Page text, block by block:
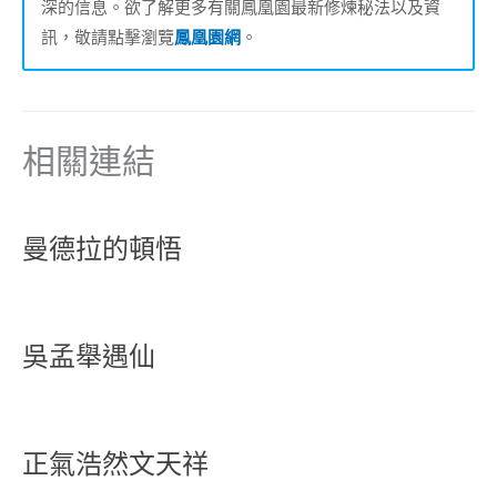
深的信息。欲了解更多有關鳳凰園最新修煉秘法以及資
訊，敬請點擊瀏覽鳳凰園網 。
相關連結
曼德拉的頓悟
吳孟舉遇仙
正氣浩然文天祥